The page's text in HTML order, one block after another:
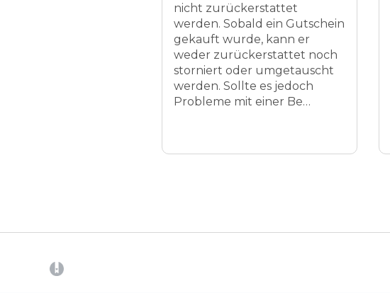
nicht zurückerstattet
werden. Sobald ein Gutschein
gekauft wurde, kann er
weder zurückerstattet noch
storniert oder umgetauscht
werden. Sollte es jedoch
Probleme mit einer Be…